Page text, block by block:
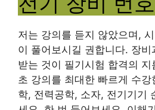
저는 강의를 듣지 않았으며,
이 풀어보시길 권합니다. 장
받는 것이 필기시험 합격의 지
초 강의를 최대한 빠르게 수강
학, 전력공학, 소자, 전기기기